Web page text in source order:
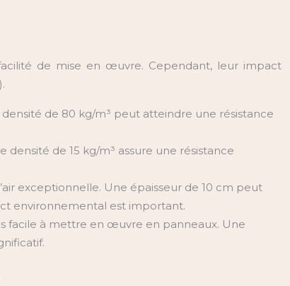
de mise en œuvre. Cependant, leur impact
de 80 kg/m³ peut atteindre une résistance
de 15 kg/m³ assure une résistance
exceptionnelle. Une épaisseur de 10 cm peut
environnemental est important.
facile à mettre en œuvre en panneaux. Une